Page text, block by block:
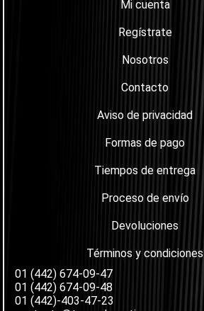
Mi cuenta
Regístrate
Nosotros
Contacto
Aviso de privacidad
Formas de pago
Tiempos de entrega
Proceso de envío
Devoluciones
Términos y condiciones
01 (442) 674-09-47
01 (442) 674-09-48
01 (442)-403-47-23